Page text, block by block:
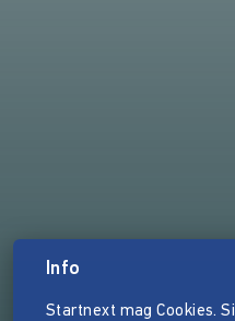
Info
Startnext mag Cookies.